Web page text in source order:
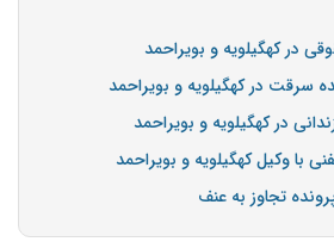
در کهگیلویه و بویراحمد
سرقت در کهگیلویه و بویراحمد
در کهگیلویه و بویراحمد
با وکیل کهگیلویه و بویراحمد
تجاوز به عنف